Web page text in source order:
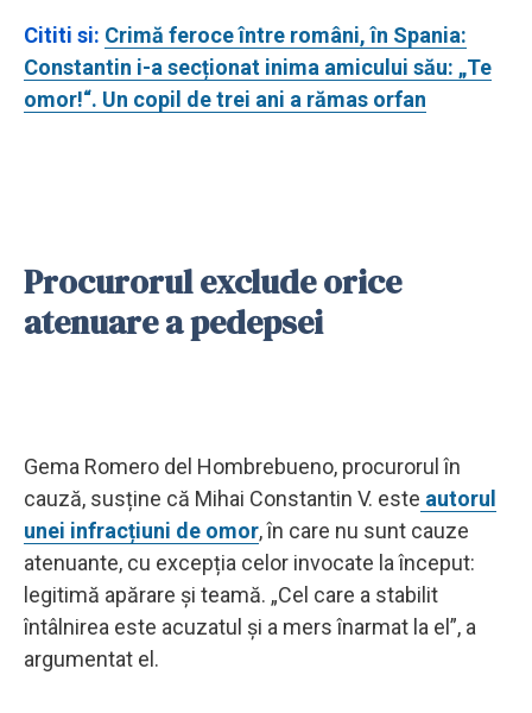
Cititi si: Crimă feroce între români, în Spania:
Constantin i-a secționat inima amicului său: „Te
omor!“. Un copil de trei ani a rămas orfan
Procurorul exclude orice
atenuare a pedepsei
Gema Romero del Hombrebueno, procurorul în
cauză, susține că Mihai Constantin V. este autorul
unei infracțiuni de omor, în care nu sunt cauze
atenuante, cu excepția celor invocate la început:
legitimă apărare și teamă. „Cel care a stabilit
întâlnirea este acuzatul și a mers înarmat la el”, a
argumentat el.